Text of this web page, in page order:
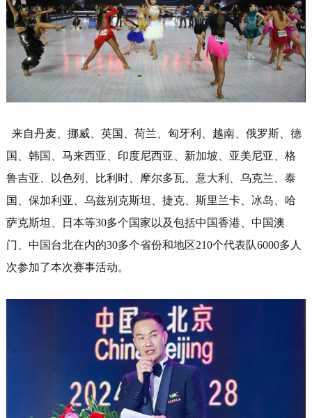
来自丹麦、挪威、英国、荷兰、匈牙利、越南、俄罗斯、德
国、韩国、马来西亚、印度尼西亚、新加坡、亚美尼亚、格
鲁吉亚、以色列、比利时、摩尔多瓦、意大利、乌克兰、泰
国、保加利亚、乌兹别克斯坦、捷克、斯里兰卡、冰岛、哈
萨克斯坦、日本等30多个国家以及包括中国香港、中国澳
门、中国台北在内的30多个省份和地区210个代表队6000多人
次参加了本次赛事活动。